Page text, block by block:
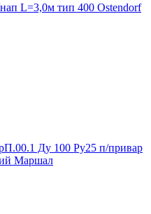
L=3,0м тип 400 Ostendorf
Ду 100 Ру25 п/привар
Маршал